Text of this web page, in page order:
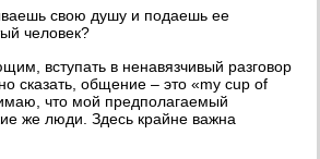
свою душу и подаешь ее
человек?
вступать в ненавязчивый разговор
сказать, общение – это «my cup of
что мой предполагаемый
же люди. Здесь крайне важна